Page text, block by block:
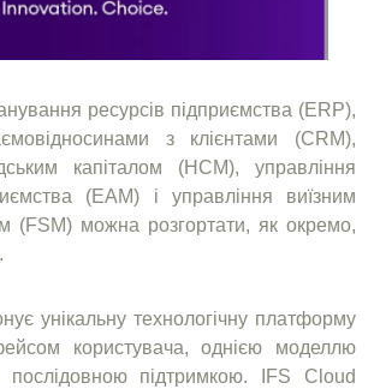
ресурсів підприємства (ERP),
з клієнтами (CRM),
капіталом (HCM), управління
(EAM) і управління виїзним
(FSM) можна розгортати, як окремо,
унікальну технологічну платформу
користувача, однією моделлю
послідовною підтримкою. IFS Cloud